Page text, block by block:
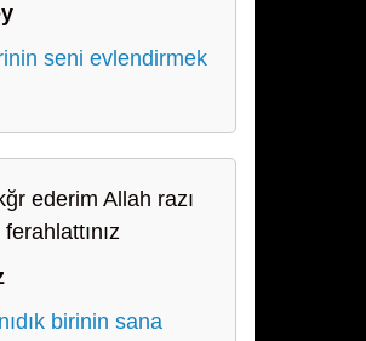
seni evlendirmek
ederim Allah razı
birinin sana